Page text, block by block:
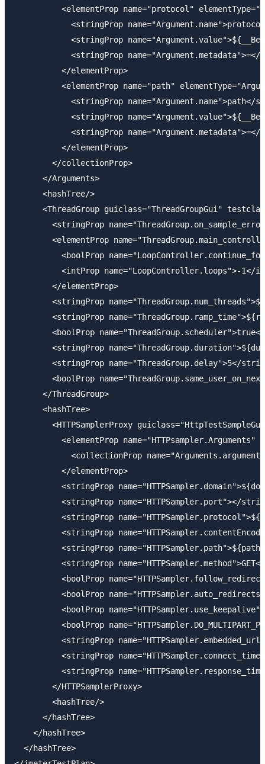
<elementProp name="protocol"
<stringProp
<stringProp
<stringProp name="Argument.metadata">=</
          </elementProp>
<elementProp name="path"
<stringProp name="Argument.name">path</
<stringProp
<stringProp name="Argument.metadata">=</
          </elementProp>
        </collectionProp>
      </Arguments>
      <hashTree/>
<ThreadGroup guiclass="ThreadGroupGui"
<stringProp
<elementProp
<boolProp
<intProp name="LoopController.loops">-1</
        </elementProp>
<stringProp
<stringProp
<boolProp
<stringProp
<stringProp name="ThreadGroup.delay">5</
<boolProp
      </ThreadGroup>
      <hashTree>
<HTTPSamplerProxy
<elementProp name="HTTPsampler.Arguments"
<collectionProp
          </elementProp>
<stringProp
<stringProp name="HTTPSampler.port"></
<stringProp
<stringProp
<stringProp
<stringProp
<boolProp
<boolProp
<boolProp
<boolProp
<stringProp
<stringProp
<stringProp
        </HTTPSamplerProxy>
        <hashTree/>
      </hashTree>
    </hashTree>
  </hashTree>